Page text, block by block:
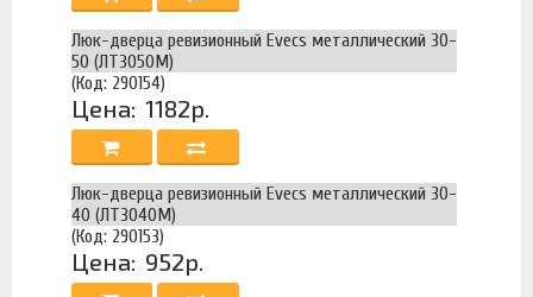
Люк-дверца ревизионный Evecs металлический 30-
50 (ЛТ3050М)
(Код: 290154)
Цена: 1182р.
Люк-дверца ревизионный Evecs металлический 30-
40 (ЛТ3040М)
(Код: 290153)
Цена: 952р.